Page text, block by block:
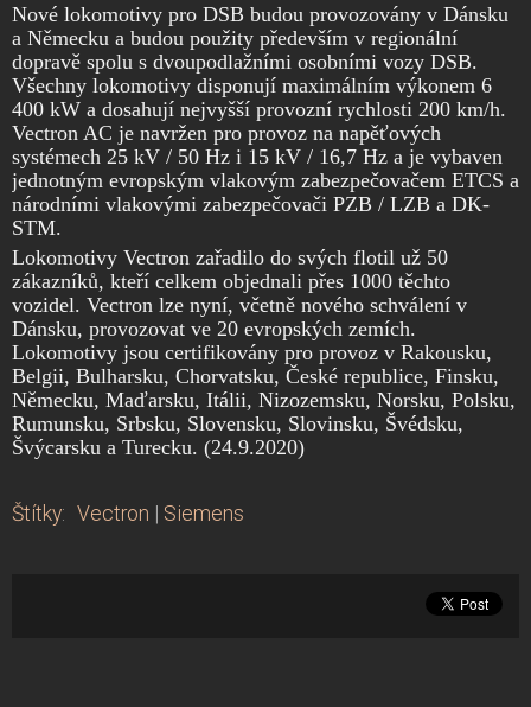
Nové lokomotivy pro DSB budou provozovány v Dánsku
a Německu a budou použity především v regionální
dopravě spolu s dvoupodlažními osobními vozy DSB.
Všechny lokomotivy disponují maximálním výkonem 6
400 kW a dosahují nejvyšší provozní rychlosti 200 km/h.
Vectron AC je navržen pro provoz na napěťových
systémech 25 kV / 50 Hz i 15 kV / 16,7 Hz a je vybaven
jednotným evropským vlakovým zabezpečovačem ETCS a
národními vlakovými zabezpečovači PZB / LZB a DK-
STM.
Lokomotivy Vectron zařadilo do svých flotil už 50
zákazníků, kteří celkem objednali přes 1000 těchto
vozidel. Vectron lze nyní, včetně nového schválení v
Dánsku, provozovat ve 20 evropských zemích.
Lokomotivy jsou certifikovány pro provoz v Rakousku,
Belgii, Bulharsku, Chorvatsku, České republice, Finsku,
Německu, Maďarsku, Itálii, Nizozemsku, Norsku, Polsku,
Rumunsku, Srbsku, Slovensku, Slovinsku, Švédsku,
Švýcarsku a Turecku. (24.9.2020)
Štítky: Vectron | Siemens